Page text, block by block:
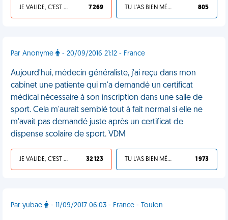
JE VALIDE, C'EST UNE VDM 7 269 TU L'AS BIEN MÉRITÉ 805
Par Anonyme - 20/09/2016 21:12 - France
Aujourd'hui, médecin généraliste, j'ai reçu dans mon
cabinet une patiente qui m'a demandé un certificat
médical nécessaire à son inscription dans une salle de
sport. Cela m'aurait semblé tout à fait normal si elle ne
m'avait pas demandé juste après un certificat de
dispense scolaire de sport. VDM
JE VALIDE, C'EST UNE VDM 32 123 TU L'AS BIEN MÉRITÉ 1 973
Par yubae - 11/09/2017 06:03 - France - Toulon